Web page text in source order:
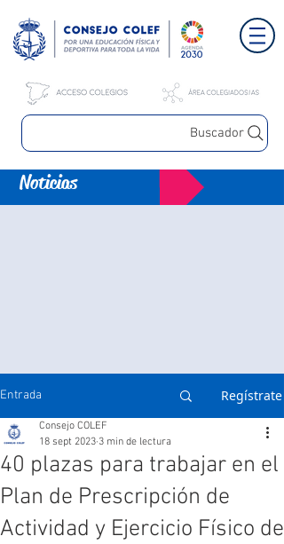
Buscador
Noticias
Entrada Regístrate
40 plazas para trabajar en el
Plan de Prescripción de
Actividad y Ejercicio Físico de
Consejo COLEF
18 sept 2023 3 min de lectura